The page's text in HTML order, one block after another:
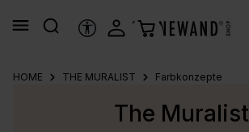
springen
HILFSTOOLS
HOME THE MURALIST Farbkonzepte
The Muralist